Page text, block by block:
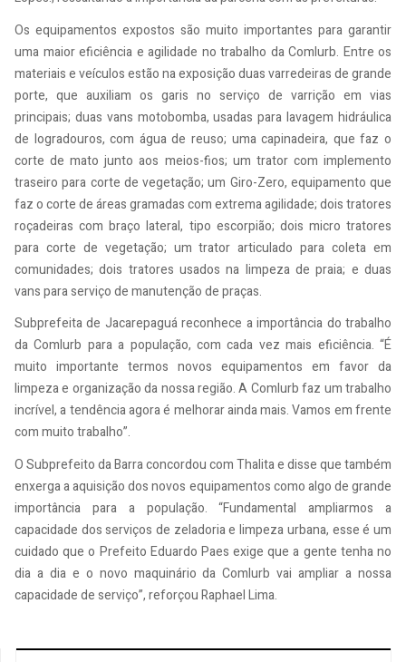
Os equipamentos expostos são muito importantes para garantir
uma maior eficiência e agilidade no trabalho da Comlurb. Entre os
materiais e veículos estão na exposição duas varredeiras de grande
porte, que auxiliam os garis no serviço de varrição em vias
principais; duas vans motobomba, usadas para lavagem hidráulica
de logradouros, com água de reuso; uma capinadeira, que faz o
corte de mato junto aos meios-fios; um trator com implemento
traseiro para corte de vegetação; um Giro-Zero, equipamento que
faz o corte de áreas gramadas com extrema agilidade; dois tratores
roçadeiras com braço lateral, tipo escorpião; dois micro tratores
para corte de vegetação; um trator articulado para coleta em
comunidades; dois tratores usados na limpeza de praia; e duas
vans para serviço de manutenção de praças.
Subprefeita de Jacarepaguá reconhece a importância do trabalho
da Comlurb para a população, com cada vez mais eficiência. “É
muito importante termos novos equipamentos em favor da
limpeza e organização da nossa região. A Comlurb faz um trabalho
incrível, a tendência agora é melhorar ainda mais. Vamos em frente
com muito trabalho”.
O Subprefeito da Barra concordou com Thalita e disse que também
enxerga a aquisição dos novos equipamentos como algo de grande
importância para a população. “Fundamental ampliarmos a
capacidade dos serviços de zeladoria e limpeza urbana, esse é um
cuidado que o Prefeito Eduardo Paes exige que a gente tenha no
dia a dia e o novo maquinário da Comlurb vai ampliar a nossa
capacidade de serviço”, reforçou Raphael Lima.